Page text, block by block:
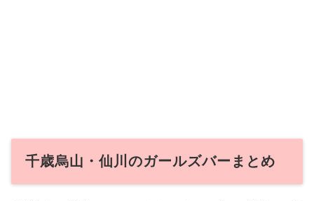
千歳烏山・仙川のガールズバーまとめ